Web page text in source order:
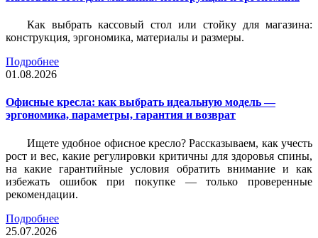
Как выбрать кассовый стол или стойку для магазина:
конструкция, эргономика, материалы и размеры.
Подробнее
01.08.2026
Офисные кресла: как выбрать идеальную модель —
эргономика, параметры, гарантия и возврат
Ищете удобное офисное кресло? Рассказываем, как учесть
рост и вес, какие регулировки критичны для здоровья спины,
на какие гарантийные условия обратить внимание и как
избежать ошибок при покупке — только проверенные
рекомендации.
Подробнее
25.07.2026